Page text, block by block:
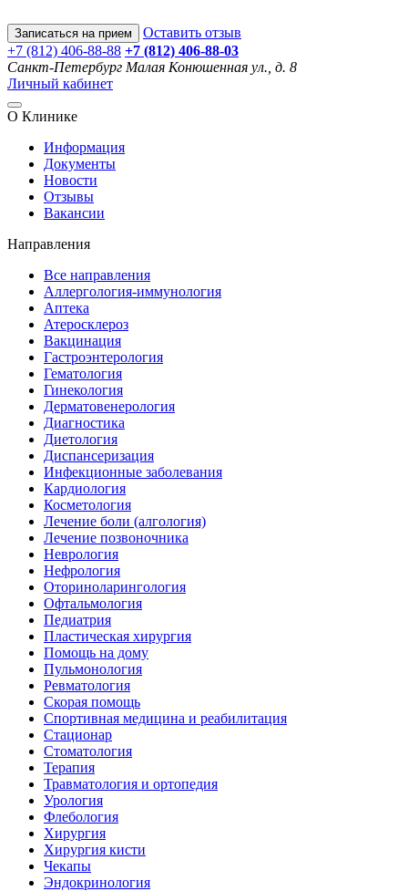
Записаться на прием
Оставить отзыв
+7 (812) 406-88-88 +7 (812) 406-88-03
Санкт-Петербург Малая Конюшенная ул., д. 8
Личный кабинет
О Клинике
Информация
Документы
Новости
Отзывы
Вакансии
Направления
Все направления
Аллергология-иммунология
Аптека
Атеросклероз
Вакцинация
Гастроэнтерология
Гематология
Гинекология
Дерматовенерология
Диагностика
Диетология
Диспансеризация
Инфекционные заболевания
Кардиология
Косметология
Лечение боли (алгология)
Лечение позвоночника
Неврология
Нефрология
Оториноларингология
Офтальмология
Педиатрия
Пластическая хирургия
Помощь на дому
Пульмонология
Ревматология
Скорая помощь
Спортивная медицина и реабилитация
Стационар
Стоматология
Терапия
Травматология и ортопедия
Урология
Флебология
Хирургия
Хирургия кисти
Чекапы
Эндокринология